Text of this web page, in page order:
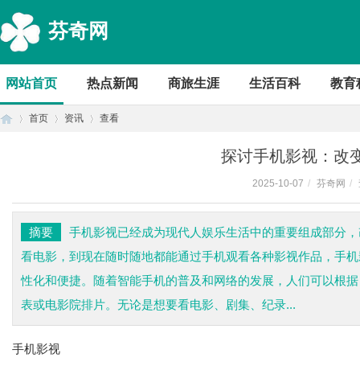
芬奇网
网站首页 热点新闻 商旅生涯 生活百科 教育
首页 资讯 查看
探讨手机影视：改
2025-10-07 / 芬奇网 /
摘要
手机影视已经成为现代人娱乐生活中的重要组成部分
看电影，到现在随时随地都能通过手机观看各种影视作品，手
性化和便捷。随着智能手机的普及和网络的发展，人们可以根
表或电影院排片。无论是想要看电影、剧集、纪录...
手机影视